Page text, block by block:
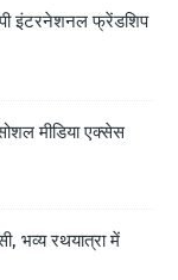
इंटरनेशनल फ्रेंडशिप
मीडिया एक्सेस
भव्य रथयात्रा में